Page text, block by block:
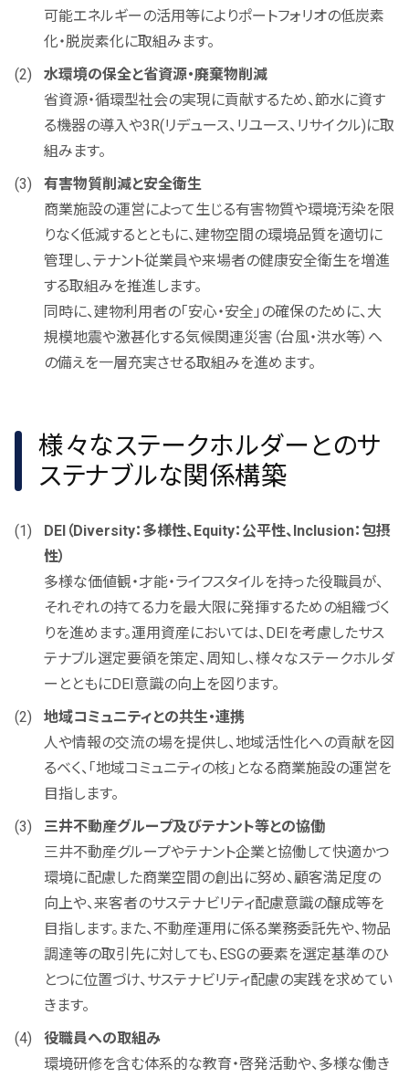
可能エネルギーの活用等によりポートフォリオの低炭素
化・脱炭素化に取組みます。
水環境の保全と省資源・廃棄物削減
省資源・循環型社会の実現に貢献するため、節水に資す
る機器の導入や3R(リデュース、リユース、リサイクル)に取
組みます。
有害物質削減と安全衛生
商業施設の運営によって生じる有害物質や環境汚染を限
りなく低減するとともに、建物空間の環境品質を適切に
管理し、テナント従業員や来場者の健康安全衛生を増進
する取組みを推進します。
同時に、建物利用者の「安心・安全」の確保のために、大
規模地震や激甚化する気候関連災害（台風・洪水等）へ
の備えを一層充実させる取組みを進めます。
様々なステークホルダーとのサ
ステナブルな関係構築
DEI（Diversity：多様性、Equity：公平性、Inclusion：包摂
性）
多様な価値観・才能・ライフスタイルを持った役職員が、
それぞれの持てる力を最大限に発揮するための組織づく
りを進めます。運用資産においては、DEIを考慮したサス
テナブル選定要領を策定、周知し、様々なステークホルダ
ーとともにDEI意識の向上を図ります。
地域コミュニティとの共生・連携
人や情報の交流の場を提供し、地域活性化への貢献を図
るベく、「地域コミュニティの核」となる商業施設の運営を
目指します。
三井不動産グループ及びテナント等との協働
三井不動産グループやテナント企業と協働して快適かつ
環境に配慮した商業空間の創出に努め、顧客満足度の
向上や、来客者のサステナビリティ配慮意識の醸成等を
目指します。また、不動産運用に係る業務委託先や、物品
調達等の取引先に対しても、ESGの要素を選定基準のひ
とつに位置づけ、サステナビリティ配慮の実践を求めてい
きます。
役職員への取組み
環境研修を含む体系的な教育・啓発活動や、多様な働き